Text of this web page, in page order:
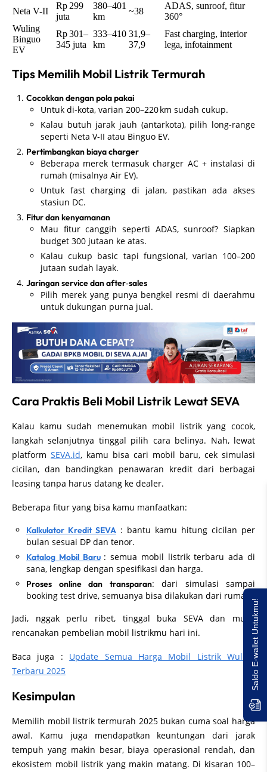
Neta V-II
Rp 299
juta
380–401
km
~38
ADAS, sunroof, fitur
360°
Wuling
Binguo
EV
Rp 301–
345 juta
333–410
km
31,9–
37,9
Fast charging, interior
lega, infotainment
Tips Memilih Mobil Listrik Termurah
Cocokkan dengan pola pakai
Untuk di-kota, varian 200–220 km sudah cukup.
Kalau butuh jarak jauh (antarkota), pilih long-range
seperti Neta V-II atau Binguo EV.
Pertimbangkan biaya charger
Beberapa merek termasuk charger AC + instalasi di
rumah (misalnya Air EV).
Untuk fast charging di jalan, pastikan ada akses
stasiun DC.
Fitur dan kenyamanan
Mau fitur canggih seperti ADAS, sunroof? Siapkan
budget 300 jutaan ke atas.
Kalau cukup basic tapi fungsional, varian 100–200
jutaan sudah layak.
Jaringan service dan after‑sales
Pilih merek yang punya bengkel resmi di daerahmu
untuk dukungan purna jual.
Cara Praktis Beli Mobil Listrik Lewat SEVA
Kalau kamu sudah menemukan mobil listrik yang cocok,
langkah selanjutnya tinggal pilih cara belinya. Nah, lewat
platform SEVA.id, kamu bisa cari mobil baru, cek simulasi
cicilan, dan bandingkan penawaran kredit dari berbagai
leasing tanpa harus datang ke dealer.
Beberapa fitur yang bisa kamu manfaatkan:
Kalkulator Kredit SEVA : bantu kamu hitung cicilan per
bulan sesuai DP dan tenor.
Katalog Mobil Baru : semua mobil listrik terbaru ada di
sana, lengkap dengan spesifikasi dan harga.
Proses online dan transparan: dari simulasi sampai
booking test drive, semuanya bisa dilakukan dari rumah.
Jadi, nggak perlu ribet, tinggal buka SEVA dan mulai
rencanakan pembelian mobil listrikmu hari ini.
Baca juga : Update Semua Harga Mobil Listrik Wuling
Terbaru 2025
Kesimpulan
Memilih mobil listrik termurah 2025 bukan cuma soal harga
awal. Kamu juga mendapatkan keuntungan dari jarak
tempuh yang makin besar, biaya operasional rendah, dan
ekosistem mobil listrik yang makin matang. Di kisaran 100–
Saldo E-wallet Untukmu!